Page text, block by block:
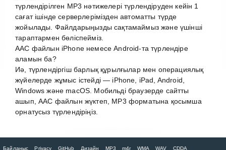
түрлендірілген MP3 нәтижелері түрлендіруден кейін 1
сағат ішінде серверлерімізден автоматты түрде
жойылады. Файлдарыңызды сақтамаймыз және үшінші
тараптармен бөліспейміз.
AAC файлын iPhone немесе Android-та түрлендіре
аламын ба?
Иә, түрлендіргіш барлық құрылғылар мен операциялық
жүйелерде жұмыс істейді — iPhone, iPad, Android,
Windows және macOS. Мобильді браузерде сайтты
ашып, AAC файлын жүктеп, MP3 форматына қосымша
орнатусыз түрлендіріңіз.
Байланыс Privacy GitHub Дизайн MP3 m4r WMA WAV CDDA